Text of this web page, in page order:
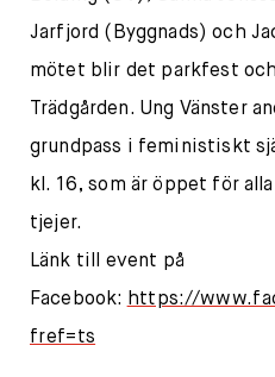
Jarfjord (Byggnads) och
mötet blir det parkfest
Trädgården. Ung Vänster
grundpass i feministiskt
kl. 16, som är öppet för
tjejer.
Länk till event på
Facebook: https://
fref=ts